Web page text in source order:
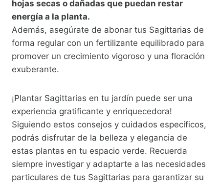
hojas secas o dañadas que puedan restar
energía a la planta.
Además, asegúrate de abonar tus Sagittarias de
forma regular con un fertilizante equilibrado para
promover un crecimiento vigoroso y una floración
exuberante.
¡Plantar Sagittarias en tu jardín puede ser una
experiencia gratificante y enriquecedora!
Siguiendo estos consejos y cuidados específicos,
podrás disfrutar de la belleza y elegancia de
estas plantas en tu espacio verde. Recuerda
siempre investigar y adaptarte a las necesidades
particulares de tus Sagittarias para garantizar su